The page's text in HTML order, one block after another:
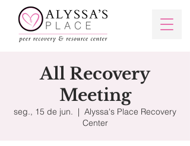
All Recovery
Meeting
seg., 15 de jun.
  |
Alyssa's Place Recovery
Center